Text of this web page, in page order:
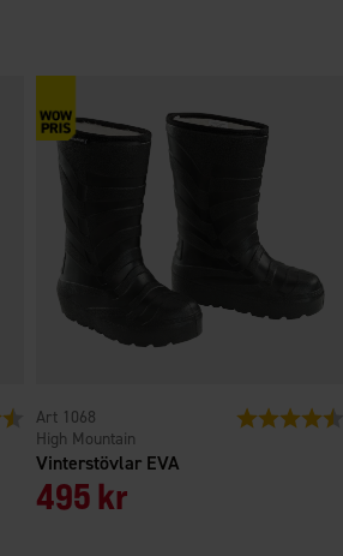
4.7 utav 5 stjärnor
Vinterstövlar EVA
High Mountain
1068
495 kr
Betyg: